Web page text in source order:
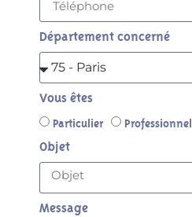
Département concerné
Vous êtes
Particulier Professionnel
Objet
Message